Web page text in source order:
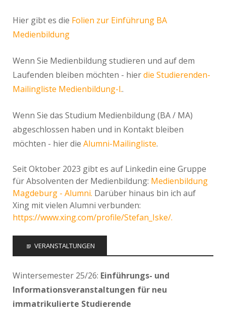
Hier gibt es die Folien zur Einführung BA
Medienbildung
Wenn Sie Medienbildung studieren und auf dem
Laufenden bleiben möchten - hierdie Studierenden-
Mailingliste Medienbildung-l..
Wenn Sie das Studium Medienbildung (BA / MA)
abgeschlossen haben und in Kontakt bleiben
möchten - hier die Alumni-Mailingliste.
Seit Oktober 2023 gibt es auf Linkedin eine Gruppe
für Absolventen der Medienbildung: Medienbildung
Magdeburg - Alumni. Darüber hinaus bin ich auf
Xing mit vielen Alumni verbunden:
https://www.xing.com/profile/Stefan_Iske/.
VERANSTALTUNGEN
Wintersemester 25/26: Einführungs- und
Informationsveranstaltungen für neu
immatrikulierte Studierende